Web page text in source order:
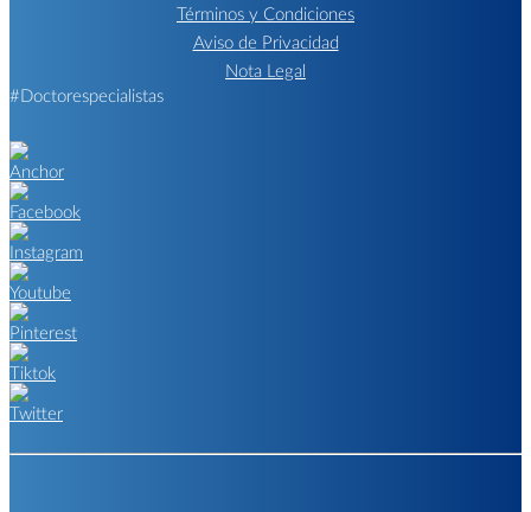
Términos y Condiciones
Aviso de Privacidad
Nota Legal
#Doctorespecialistas